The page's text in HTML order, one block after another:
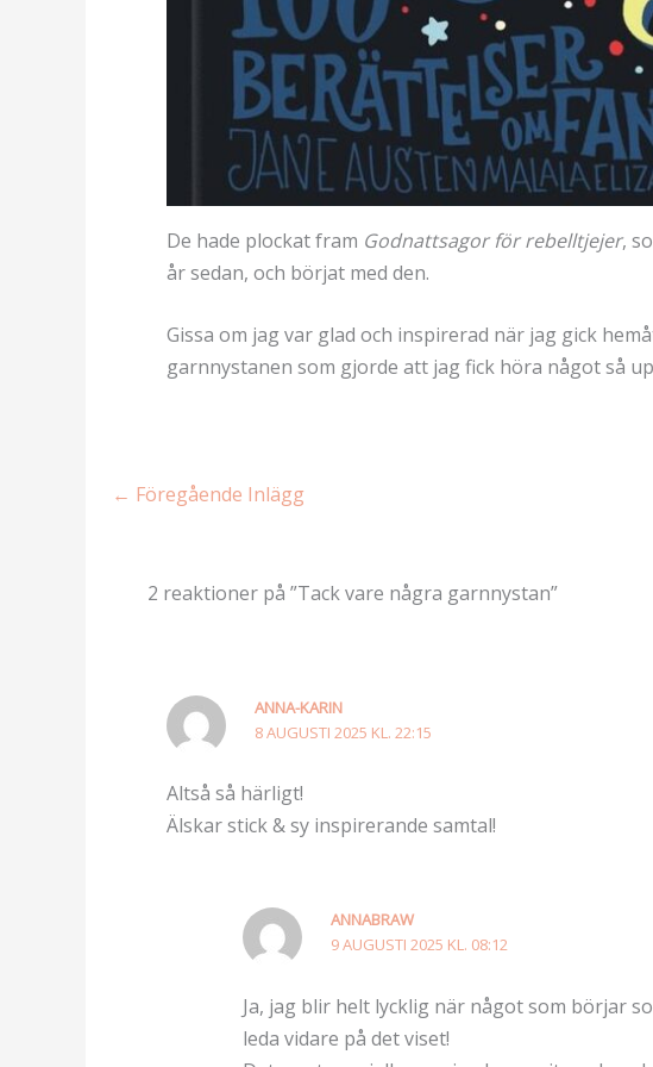
De hade plockat fram Godnattsagor för rebelltjejer,
år sedan, och börjat med den.
Gissa om jag var glad och inspirerad när jag gick
garnnystanen som gjorde att jag fick höra något så
← Föregående Inlägg
2 reaktioner på ”Tack vare några garnnystan”
ANNA-KARIN
8 AUGUSTI 2025 KL. 22:15
Altså så härligt!
Älskar stick & sy inspirerande samtal!
ANNABRAW
9 AUGUSTI 2025 KL. 08:12
Ja, jag blir helt lycklig när något som börjar
leda vidare på det viset!